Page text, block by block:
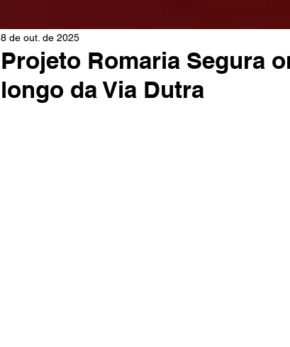
Projeto Romaria Segura
longo da Via Dutra
8 de out. de 2025